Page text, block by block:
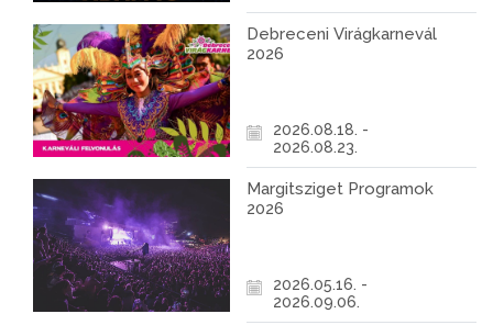
Debreceni Virágkarnevál
2026
2026.08.18. -
2026.08.23.
Margitsziget Programok
2026
2026.05.16. -
2026.09.06.